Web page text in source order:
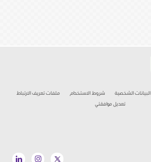
البيانات الشخصية شروط الاستخدام
ملفات تعريف الارتباط
تعديل موافقتي